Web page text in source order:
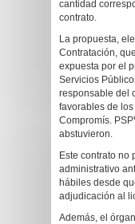
cantidad
contrato.
La propuesta,
Contratación,
expuesta por el
Servicios
responsable del
favorables de
Compromís.
abstuvieron.
Este contrato no
administrativo
hábiles desde
adjudicación al
Además, el